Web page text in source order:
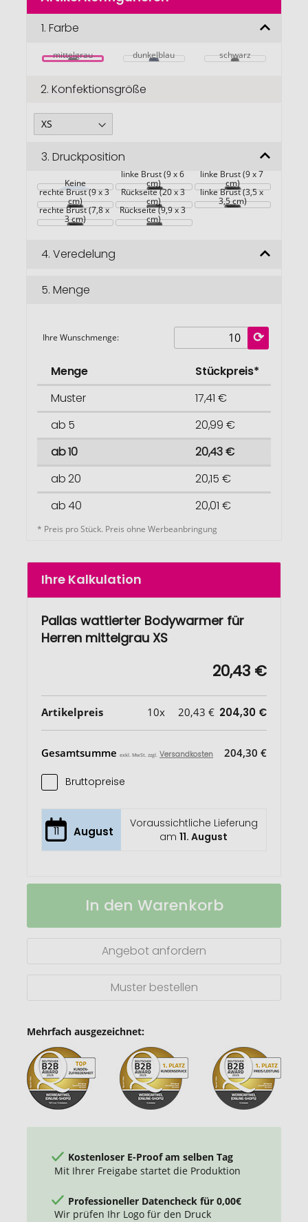
Bildgalerie
1. Farbe
mittelgrau dunkelblau schwarz
2. Konfektionsgröße
3. Druckposition
Keine
linke Brust (9 x 6
cm)
linke Brust (9 x 7
cm)
rechte Brust (9 x 3
cm)
Großflächig auf die
Rückseite (20 x 3
cm)
linke Brust (3,5 x
3,5 cm)
rechte Brust (7,8 x
3 cm)
Großflächig auf die
Rückseite (9,9 x 3
cm)
4. Veredelung
5. Menge
Ihre Wunschmenge:
Menge
Stückpreis*
Muster
17,41 €
ab 5
20,99 €
ab 10
20,43 €
ab 20
20,15 €
ab 40
20,01 €
* Preis pro Stück. Preis ohne Werbeanbringung
Ihre Kalkulation
Pallas wattierter Bodywarmer für
Herren mittelgrau XS
20,43 €
Artikelpreis 10x 20,43 € 204,30 €
Gesamtsumme exkl. MwSt. zzgl. Versandkosten 204,30 €
Bruttopreise
11 August
Voraussichtliche Lieferung
am11. August
für
In den Warenkorb
Angebot anfordern
Muster bestellen
Mehrfach ausgezeichnet:
Kostenloser E-Proof am selben Tag
Mit Ihrer Freigabe startet die Produktion
Professioneller Datencheck für 0,00€
Wir prüfen Ihr Logo für den Druck